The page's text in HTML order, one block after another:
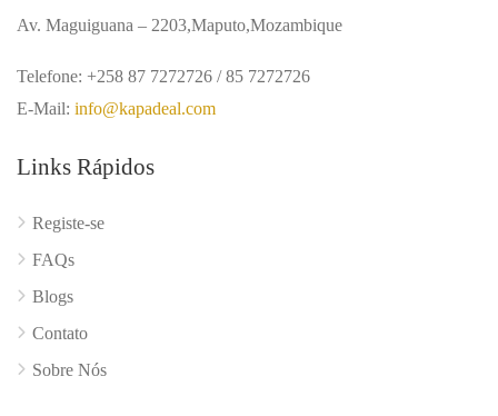
Av. Maguiguana – 2203,Maputo,Mozambique
Telefone: +258 87 7272726 / 85 7272726
E-Mail: info@kapadeal.com
Links Rápidos
Registe-se
FAQs
Blogs
Contato
Sobre Nós